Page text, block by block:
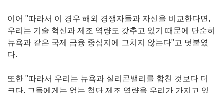
이어 "따라서 이 경우 해외 경쟁자들과 자신을 비교한다면,
우리는 기술 혁신과 제조 역량도 갖추고 있기 때문에 단순히
뉴욕과 같은 국제 금융 중심지에 그치지 않는다"고 덧붙였
다.
또한 "따라서 우리는 뉴욕과 실리콘밸리를 합친 것보다 더
크다. 그들에게는 없는 첨단 제조 역량을 우리가 가지고 있